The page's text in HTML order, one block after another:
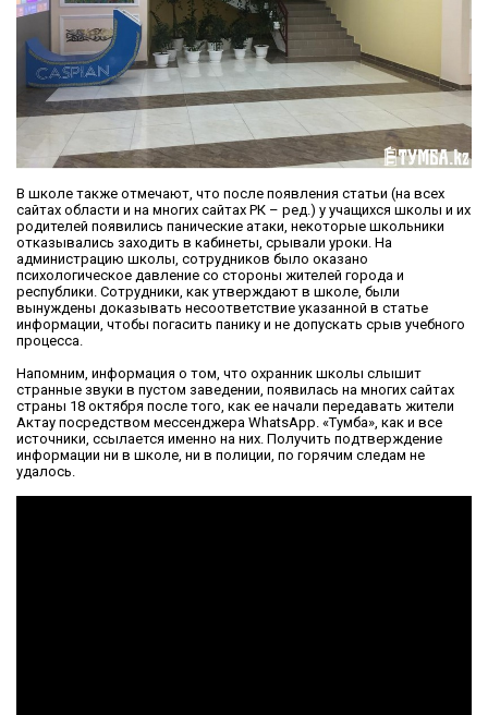
В школе также отмечают, что после появления статьи (на всех
сайтах области и на многих сайтах РК – ред.) у учащихся школы и их
родителей появились панические атаки, некоторые школьники
отказывались заходить в кабинеты, срывали уроки. На
администрацию школы, сотрудников было оказано
психологическое давление со стороны жителей города и
республики. Сотрудники, как утверждают в школе, были
вынуждены доказывать несоответствие указанной в статье
информации, чтобы погасить панику и не допускать срыв учебного
процесса.
Напомним, информация о том, что охранник школы слышит
странные звуки в пустом заведении, появилась на многих сайтах
страны 18 октября после того, как ее начали передавать жители
Актау посредством мессенджера WhatsApp. «Тумба», как и все
источники, ссылается именно на них. Получить подтверждение
информации ни в школе, ни в полиции, по горячим следам не
удалось.